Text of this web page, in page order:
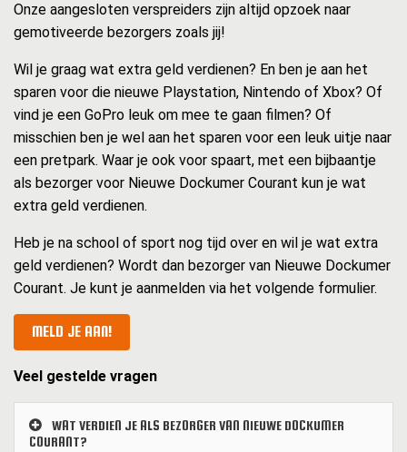
Onze aangesloten verspreiders zijn altijd opzoek naar
gemotiveerde bezorgers zoals jij!
Wil je graag wat extra geld verdienen? En ben je aan het
sparen voor die nieuwe Playstation, Nintendo of Xbox? Of
vind je een GoPro leuk om mee te gaan filmen? Of
misschien ben je wel aan het sparen voor een leuk uitje naar
een pretpark. Waar je ook voor spaart, met een bijbaantje
als bezorger voor Nieuwe Dockumer Courant kun je wat
extra geld verdienen.
Heb je na school of sport nog tijd over en wil je wat extra
geld verdienen? Wordt dan bezorger van Nieuwe Dockumer
Courant. Je kunt je aanmelden via het volgende formulier.
MELD JE AAN!
Veel gestelde vragen
WAT VERDIEN JE ALS BEZORGER VAN NIEUWE DOCKUMER
COURANT?